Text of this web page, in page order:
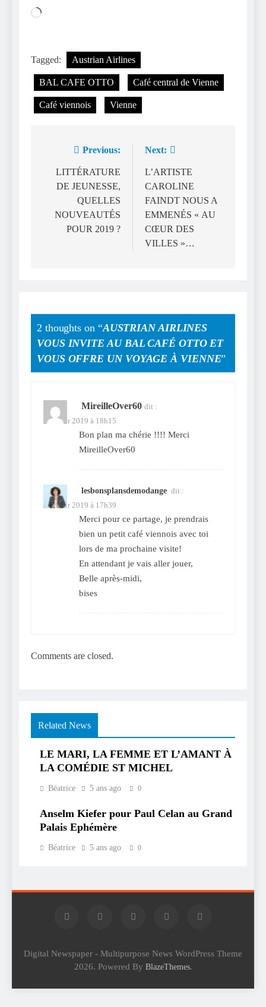
Chargement…
Tagged: Austrian Airlines
BAL CAFE OTTO Café central de Vienne
Café viennois Vienne
Navigation
de
l’article
Previous:
LITTÉRATURE
DE JEUNESSE,
QUELLES
NOUVEAUTÉS
POUR 2019 ?
Next:
L’ARTISTE
CAROLINE
FAINDT NOUS A
EMMENÉS « AU
CŒUR DES
VILLES »…
2 thoughts on “AUSTRIAN AIRLINES
VOUS INVITE AU BAL CAFÉ OTTO ET
VOUS OFFRE UN VOYAGE À VIENNE”
MireilleOver60 dit :
5 février 2019 à 18h15
Bon plan ma chérie !!!! Merci
MireilleOver60
lesbonsplansdemodange dit :
5 février 2019 à 17h39
Merci pour ce partage, je prendrais
bien un petit café viennois avec toi
lors de ma prochaine visite!
En attendant je vais aller jouer,
Belle après-midi,
bises
Comments are closed.
Related News
LE MARI, LA FEMME ET L’AMANT À
LA COMÉDIE ST MICHEL
Béatrice 5 ans ago 0
Anselm Kiefer pour Paul Celan au Grand
Palais Ephémère
Béatrice 5 ans ago 0
Digital Newspaper - Multipurpose News WordPress Theme
2026. Powered By BlazeThemes.